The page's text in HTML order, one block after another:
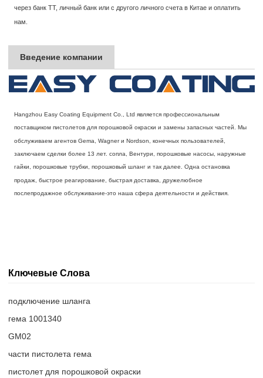
через банк TT, личный банк или с другого личного счета в Китае и оплатить
нам.
Введение компании
Hangzhou Easy Coating Equipment Co., Ltd является профессиональным
поставщиком пистолетов для порошковой окраски и замены запасных частей. Мы
обслуживаем агентов Gema, Wagner и Nordson, конечных пользователей,
заключаем сделки более 13 лет. сопла, Вентури, порошковые насосы, наружные
гайки, порошковые трубки, порошковый шланг и так далее. Одна остановка
продаж, быстрое реагирование, быстрая доставка, дружелюбное
послепродажное обслуживание-это наша сфера деятельности и действия.
Ключевые Слова
подключение шланга
гема 1001340
GM02
части пистолета гема
пистолет для порошковой окраски